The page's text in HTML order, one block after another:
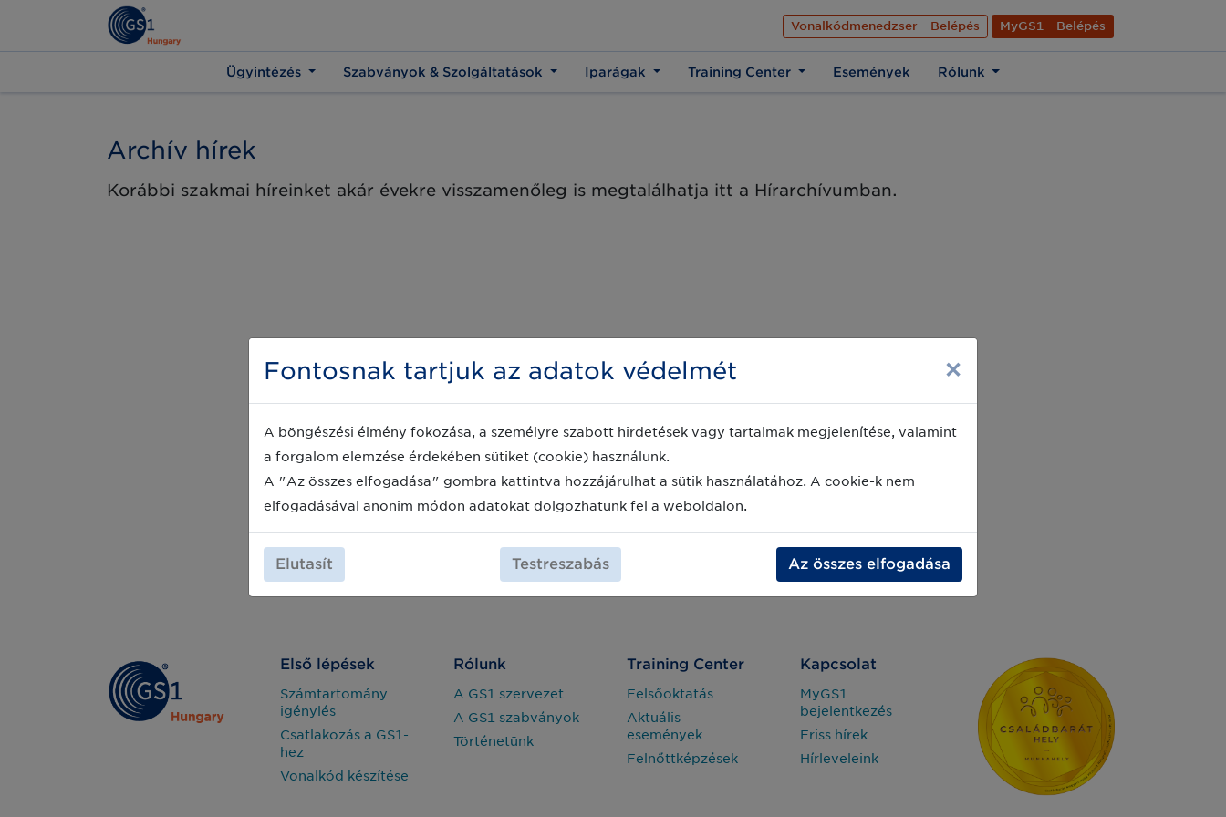
Az üzleti élet közös nyelve Hírek Kapcsolat Rólunk
EN
Vonalkódmenedzser - Belépés
MyGS1 - Belépés
Ügyintézés Szabványok & Szolgáltatások Iparágak Training Center Események Rólunk
Archív hírek
Korábbi szakmai híreinket akár évekre visszamenőleg is megtalálhatja itt a Hírarchívumban.
Első lépések
Számtartomány
igénylés
Csatlakozás a GS1-
hez
Vonalkód készítése
Rólunk
A GS1 szervezet
A GS1 szabványok
Történetünk
Training Center
Felsőoktatás
Aktuális
események
Felnőttképzések
Kapcsolat
MyGS1
bejelentkezés
Friss hírek
Hírleveleink
Fontosnak tartjuk az adatok védelmét ×
A böngészési élmény fokozása, a személyre szabott hirdetések vagy tartalmak megjelenítése, valamint
a forgalom elemzése érdekében sütiket (cookie) használunk.
A "Az összes elfogadása" gombra kattintva hozzájárulhat a sütik használatához. A cookie-k nem
elfogadásával anonim módon adatokat dolgozhatunk fel a weboldalon.
Elutasít Testreszabás Az összes elfogadása